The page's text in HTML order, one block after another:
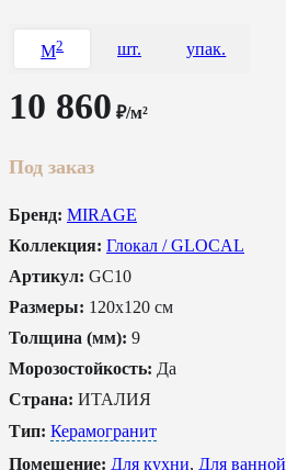
M2 шт. упак.
10 860 ₽/м²
Под заказ
Бренд: MIRAGE
Коллекция: Глокал / GLOCAL
Артикул: GC10
Размеры: 120x120 см
Толщина (мм): 9
Морозостойкость: Да
Страна: ИТАЛИЯ
Тип: Керамогранит
Помещение: Для кухни, Для ванной